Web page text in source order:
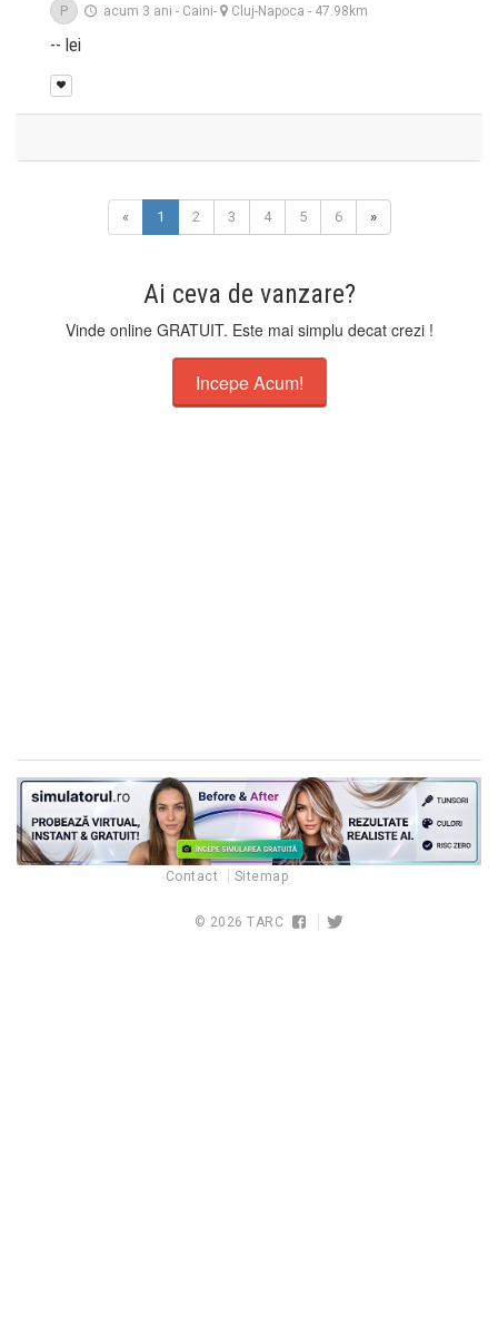
P acum 3 ani - Caini- Cluj-Napoca - 47.98km
-- lei
« 1 2 3 4 5 6 »
Ai ceva de vanzare?
Vinde online GRATUIT. Este mai simplu decat crezi !
Incepe Acum!
Contact Sitemap
© 2026TARC